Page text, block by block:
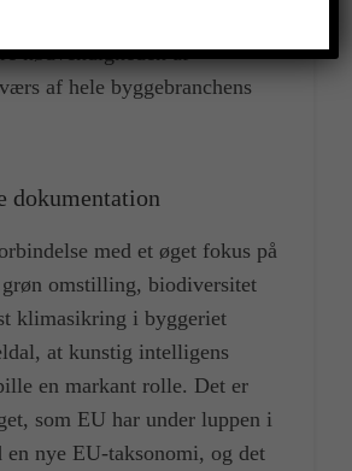
nødvendigheden af
af hele byggebranchens
dokumentation
med et øget fokus på
omstilling, biodiversitet
klimasikring i byggeriet
at kunstig intelligens
en markant rolle. Det er
som EU har under luppen i
en nye EU-taksonomi, og det